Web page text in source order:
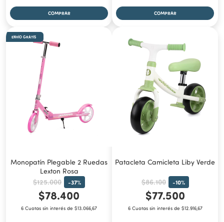
ENVÍO GRATIS
Monopatín Plegable 2 Ruedas
Lexton Rosa
$125.000 -37%
$78.400
6 Cuotas sin interés de $13.066,67
Patacleta Camicleta Liby Verde
$86.100 -10%
$77.500
6 Cuotas sin interés de $12.916,67